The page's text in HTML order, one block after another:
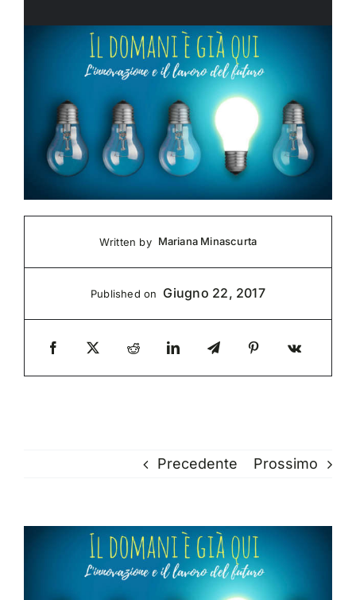
Written by Mariana Minascurta
Published on Giugno 22, 2017
Precedente Prossimo
Ingrandisci